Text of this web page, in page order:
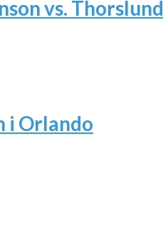
vs. Thorslund
i Orlando